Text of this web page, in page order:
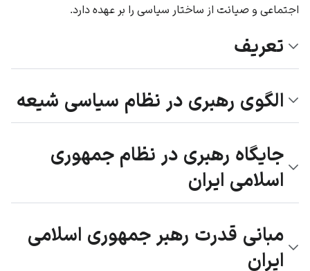
اجتماعی و صیانت از ساختار سیاسی را بر عهده دارد.
تعریف
الگوی رهبری در نظام سیاسی شیعه
جایگاه رهبری در نظام جمهوری
اسلامی ایران
مبانی قدرت رهبر جمهوری اسلامی
ایران